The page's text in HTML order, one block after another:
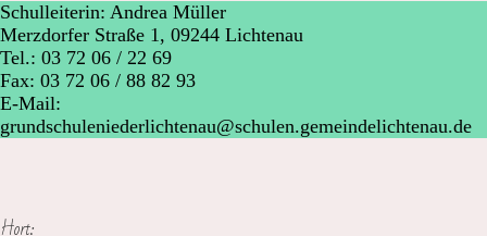
Schulleiterin: Andrea Müller
Merzdorfer Straße 1, 09244 Lichtenau
Tel.: 03 72 06 / 22 69
Fax: 03 72 06 / 88 82 93
E-Mail:
grundschuleniederlichtenau@schulen.gemeindelichtenau.de
Hort: